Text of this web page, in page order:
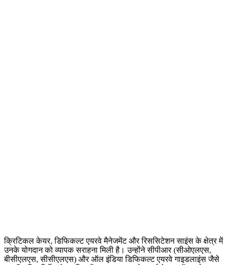
क्रिटिकल केयर, डिफिकल्ट एयरवे मैनेजमेंट और रिससिटेशन साइंस के क्षेत्र में
उनके योगदान को व्यापक सराहना मिली है। उन्होंने सीपीआर (सीओएलएस,
बीसीएलएस, सीसीएलएस) और ऑल इंडिया डिफिकल्ट एयरवे गाइडलाइंस जैसे